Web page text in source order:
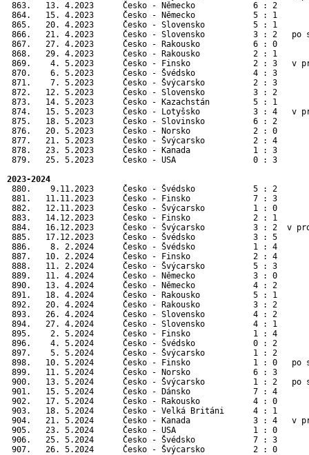
863.   13. 4.2023      Česko - Německo            6 : 2
864.   15. 4.2023      Česko - Německo            5 : 1
865.   20. 4.2023      Česko - Slovensko          5 : 1
866.   21. 4.2023      Česko - Slovensko          3 : 2   po
867.   27. 4.2023      Česko - Rakousko           6 : 0
868.   29. 4.2023      Česko - Rakousko           2 : 1
869.    4. 5.2023      Česko - Finsko             2 : 3   v
870.    6. 5.2023      Česko - Švédsko            4 : 3
871.    7. 5.2023      Česko - Švýcarsko          2 : 3
872.   12. 5.2023      Česko - Slovensko
873.   14. 5.2023      Česko - Kazachstán
874.   15. 5.2023      Česko - Lotyšsko           3 : 4
875.   18. 5.2023      Česko - Slovinsko
876.   20. 5.2023      Česko - Norsko
877.   21. 5.2023      Česko - Švýcarsko
878.   23. 5.2023      Česko - Kanada
879.   25. 5.2023      Česko - USA
2023-2024
880.    9.11.2023      Česko - Švédsko            5 : 2
881.   11.11.2023      Česko - Finsko             7 : 3
882.   12.11.2023      Česko - Švýcarsko          1 : 0
883.   14.12.2023      Česko - Finsko             2 : 1
884.   16.12.2023      Česko - Švýcarsko          3 : 2  v
885.   17.12.2023      Česko - Švédsko            3 : 5
886.    8. 2.2024      Česko - Švédsko            1 : 4
887.   10. 2.2024      Česko - Finsko             2 : 4
888.   11. 2.2024      Česko - Švýcarsko          5 : 3
889.   11. 4.2024      Česko - Německo            3 : 0
890.   13. 4.2024      Česko - Německo            4 : 2
891.   18. 4.2024      Česko - Rakousko           5 : 1
892.   20. 4.2024      Česko - Rakousko           3 : 2
893.   26. 4.2024      Česko - Slovensko          4 : 2
894.   27. 4.2024      Česko - Slovensko          4 : 1
895.    2. 5.2024      Česko - Finsko             1 : 4
896.    4. 5.2024      Česko - Švédsko            0 : 2
897.    5. 5.2024      Česko - Švýcarsko          1 : 2
898.   10. 5.2024      Česko - Finsko             1 : 0
899.   11. 5.2024      Česko - Norsko
900.   13. 5.2024      Česko - Švýcarsko          1 : 2
901.   15. 5.2024      Česko - Dánsko
902.   17. 5.2024      Česko - Rakousko
903.   18. 5.2024      Česko - Velká Británi
904.   21. 5.2024      Česko - Kanada             3 : 4
905.   23. 5.2024      Česko - USA
906.   25. 5.2024      Česko - Švédsko
907.   26. 5.2024      Česko - Švýcarsko